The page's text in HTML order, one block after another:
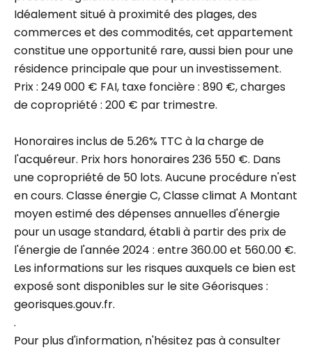
Idéalement situé à proximité des plages, des
commerces et des commodités, cet appartement
constitue une opportunité rare, aussi bien pour une
résidence principale que pour un investissement.
Prix : 249 000 € FAI, taxe foncière : 890 €, charges
de copropriété : 200 € par trimestre.
Honoraires inclus de 5.26% TTC à la charge de
l'acquéreur. Prix hors honoraires 236 550 €. Dans
une copropriété de 50 lots. Aucune procédure n'est
en cours. Classe énergie C, Classe climat A Montant
moyen estimé des dépenses annuelles d'énergie
pour un usage standard, établi à partir des prix de
l'énergie de l'année 2024 : entre 360.00 et 560.00 €.
Les informations sur les risques auxquels ce bien est
exposé sont disponibles sur le site Géorisques :
georisques.gouv.fr.
.
Pour plus d'information, n'hésitez pas à consulter